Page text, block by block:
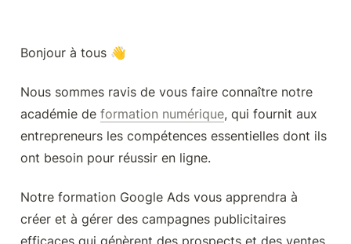
Bonjour à tous 👋
Nous sommes ravis de vous faire connaître notre
académie de formation numérique, qui fournit aux
entrepreneurs les compétences essentielles dont ils
ont besoin pour réussir en ligne.
Notre formation Google Ads vous apprendra à
créer et à gérer des campagnes publicitaires
efficaces qui génèrent des prospects et des ventes.